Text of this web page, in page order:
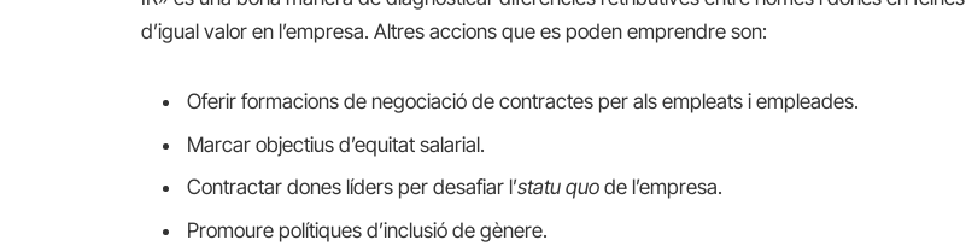
d’igual valor en l’empresa. Altres accions que es poden emprendre son:
Oferir formacions de negociació de contractes per als empleats i empleades.
Marcar objectius d’equitat salarial.
Contractar dones líders per desafiar l’statu quo de l’empresa.
Promoure polítiques d’inclusió de gènere.